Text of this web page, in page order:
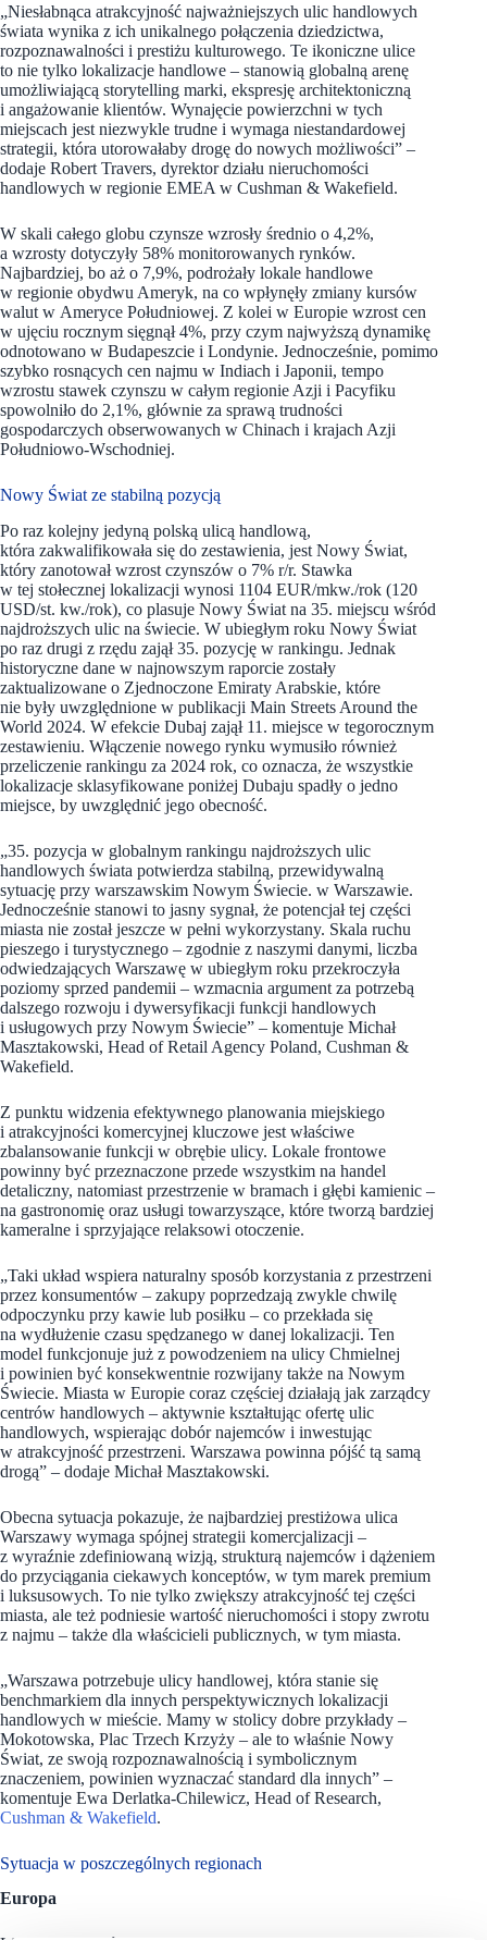
„Niesłabnąca atrakcyjność najważniejszych ulic handlowych
świata wynika z ich unikalnego połączenia dziedzictwa,
rozpoznawalności i prestiżu kulturowego. Te ikoniczne ulice
to nie tylko lokalizacje handlowe – stanowią globalną arenę
umożliwiającą storytelling marki, ekspresję architektoniczną
i angażowanie klientów. Wynajęcie powierzchni w tych
miejscach jest niezwykle trudne i wymaga niestandardowej
strategii, która utorowałaby drogę do nowych możliwości” –
dodaje Robert Travers, dyrektor działu nieruchomości
handlowych w regionie EMEA w Cushman & Wakefield.
W skali całego globu czynsze wzrosły średnio o 4,2%,
a wzrosty dotyczyły 58% monitorowanych rynków.
Najbardziej, bo aż o 7,9%, podrożały lokale handlowe
w regionie obydwu Ameryk, na co wpłynęły zmiany kursów
walut w Ameryce Południowej. Z kolei w Europie wzrost cen
w ujęciu rocznym sięgnął 4%, przy czym najwyższą dynamikę
odnotowano w Budapeszcie i Londynie. Jednocześnie, pomimo
szybko rosnących cen najmu w Indiach i Japonii, tempo
wzrostu stawek czynszu w całym regionie Azji i Pacyfiku
spowolniło do 2,1%, głównie za sprawą trudności
gospodarczych obserwowanych w Chinach i krajach Azji
Południowo-Wschodniej.
Nowy Świat ze stabilną pozycją
Po raz kolejny jedyną polską ulicą handlową,
która zakwalifikowała się do zestawienia, jest Nowy Świat,
który zanotował wzrost czynszów o 7% r/r. Stawka
w tej stołecznej lokalizacji wynosi 1104 EUR/mkw./rok (120
USD/st. kw./rok), co plasuje Nowy Świat na 35. miejscu wśród
najdroższych ulic na świecie. W ubiegłym roku Nowy Świat
po raz drugi z rzędu zajął 35. pozycję w rankingu. Jednak
historyczne dane w najnowszym raporcie zostały
zaktualizowane o Zjednoczone Emiraty Arabskie, które
nie były uwzględnione w publikacji Main Streets Around the
World 2024. W efekcie Dubaj zajął 11. miejsce w tegorocznym
zestawieniu. Włączenie nowego rynku wymusiło również
przeliczenie rankingu za 2024 rok, co oznacza, że wszystkie
lokalizacje sklasyfikowane poniżej Dubaju spadły o jedno
miejsce, by uwzględnić jego obecność.
„35. pozycja w globalnym rankingu najdroższych ulic
handlowych świata potwierdza stabilną, przewidywalną
sytuację przy warszawskim Nowym Świecie. w Warszawie.
Jednocześnie stanowi to jasny sygnał, że potencjał tej części
miasta nie został jeszcze w pełni wykorzystany. Skala ruchu
pieszego i turystycznego – zgodnie z naszymi danymi, liczba
odwiedzających Warszawę w ubiegłym roku przekroczyła
poziomy sprzed pandemii – wzmacnia argument za potrzebą
dalszego rozwoju i dywersyfikacji funkcji handlowych
i usługowych przy Nowym Świecie” – komentuje Michał
Masztakowski, Head of Retail Agency Poland, Cushman &
Wakefield.
Z punktu widzenia efektywnego planowania miejskiego
i atrakcyjności komercyjnej kluczowe jest właściwe
zbalansowanie funkcji w obrębie ulicy. Lokale frontowe
powinny być przeznaczone przede wszystkim na handel
detaliczny, natomiast przestrzenie w bramach i głębi kamienic –
na gastronomię oraz usługi towarzyszące, które tworzą bardziej
kameralne i sprzyjające relaksowi otoczenie.
„Taki układ wspiera naturalny sposób korzystania z przestrzeni
przez konsumentów – zakupy poprzedzają zwykle chwilę
odpoczynku przy kawie lub posiłku – co przekłada się
na wydłużenie czasu spędzanego w danej lokalizacji. Ten
model funkcjonuje już z powodzeniem na ulicy Chmielnej
i powinien być konsekwentnie rozwijany także na Nowym
Świecie. Miasta w Europie coraz częściej działają jak zarządcy
centrów handlowych – aktywnie kształtując ofertę ulic
handlowych, wspierając dobór najemców i inwestując
w atrakcyjność przestrzeni. Warszawa powinna pójść tą samą
drogą” – dodaje Michał Masztakowski.
Obecna sytuacja pokazuje, że najbardziej prestiżowa ulica
Warszawy wymaga spójnej strategii komercjalizacji –
z wyraźnie zdefiniowaną wizją, strukturą najemców i dążeniem
do przyciągania ciekawych konceptów, w tym marek premium
i luksusowych. To nie tylko zwiększy atrakcyjność tej części
miasta, ale też podniesie wartość nieruchomości i stopy zwrotu
z najmu – także dla właścicieli publicznych, w tym miasta.
„Warszawa potrzebuje ulicy handlowej, która stanie się
benchmarkiem dla innych perspektywicznych lokalizacji
handlowych w mieście. Mamy w stolicy dobre przykłady –
Mokotowska, Plac Trzech Krzyży – ale to właśnie Nowy
Świat, ze swoją rozpoznawalnością i symbolicznym
znaczeniem, powinien wyznaczać standard dla innych” –
komentuje Ewa Derlatka-Chilewicz, Head of Research,
Cushman & Wakefield.
Sytuacja w poszczególnych regionach
Europa